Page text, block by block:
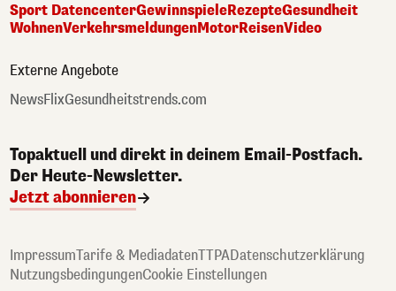
Sport DatencenterGewinnspieleRezepteGesundheit
WohnenVerkehrsmeldungenMotorReisenVideo
Externe Angebote
NewsFlixGesundheitstrends.com
Topaktuell und direkt in deinem Email-Postfach.
Der Heute-Newsletter.
Jetzt abonnieren
ImpressumTarife & MediadatenTTPADatenschutzerklärung
NutzungsbedingungenCookie Einstellungen